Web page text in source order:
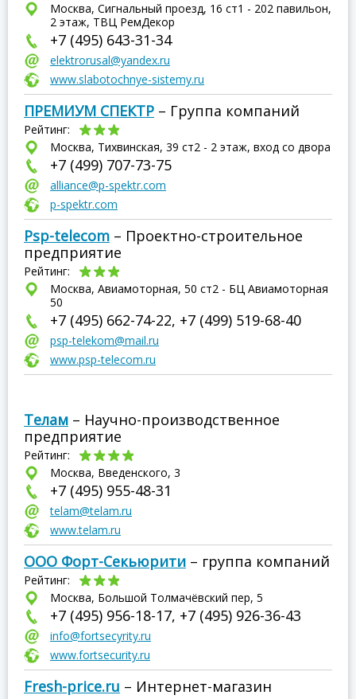
Москва, Сигнальный проезд, 16 ст1 - 202 павильон,
2 этаж, ТВЦ РемДекор
+7 (495) 643-31-34
elektrorusal@yandex.ru
www.slabotochnye-sistemy.ru
ПРЕМИУМ СПЕКТР – Группа компаний
Рейтинг:
Москва, Тихвинская, 39 ст2 - 2 этаж, вход со двора
+7 (499) 707-73-75
alliance@p-spektr.com
p-spektr.com
Psp-telecom – Проектно-строительное
предприятие
Рейтинг:
Москва, Авиамоторная, 50 ст2 - БЦ Авиамоторная
50
+7 (495) 662-74-22, +7 (499) 519-68-40
psp-telekom@mail.ru
www.psp-telecom.ru
Телам – Научно-производственное
предприятие
Рейтинг:
Москва, Введенского, 3
+7 (495) 955-48-31
telam@telam.ru
www.telam.ru
ООО Форт-Секьюрити – группа компаний
Рейтинг:
Москва, Большой Толмачёвский пер, 5
+7 (495) 956-18-17, +7 (495) 926-36-43
info@fortsecyrity.ru
www.fortsecurity.ru
Fresh-price.ru – Интернет-магазин